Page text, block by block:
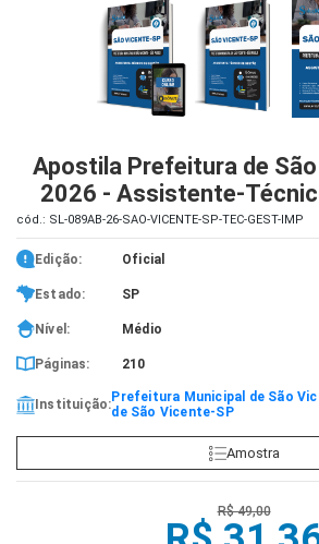
Apostila Prefeitura de
2026 - Assistente-
cód.: SL-089AB-26-SAO-VICENTE-SP-TEC-GEST-IMP
Edição: Oficial
Estado: SP
Nível: Médio
Páginas: 210
Instituição:Prefeitura Municipal de São
de São Vicente-SP
Amostra
R$ 49,00